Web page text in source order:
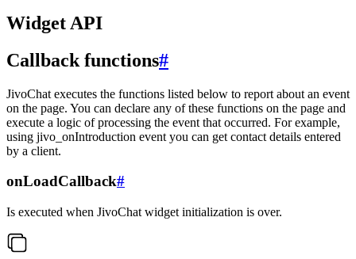
Widget API
Callback functions#
JivoChat executes the functions listed below to report about an event
on the page. You can declare any of these functions on the page and
execute a logic of processing the event that occurred. For example,
using jivo_onIntroduction event you can get contact details entered
by a client.
onLoadCallback#
Is executed when JivoChat widget initialization is over.